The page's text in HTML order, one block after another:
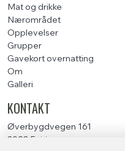
Mat og drikke
Nærområdet
Opplevelser
Grupper
Gavekort overnatting
Om
Galleri
KONTAKT
Øverbygdvegen 161
2093 Feiring